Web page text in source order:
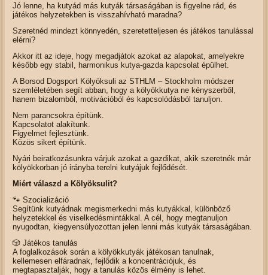
Jó lenne, ha kutyád más kutyák társaságában is figyelne rád, és
játékos helyzetekben is visszahívható maradna?
Szeretnéd mindezt könnyedén, szeretetteljesen és játékos tanulással
elérni?
Akkor itt az ideje, hogy megadjátok azokat az alapokat, amelyekre
később egy stabil, harmonikus kutya-gazda kapcsolat épülhet.
A Borsod Dogsport Kölyöksuli az STHLM – Stockholm módszer
szemléletében segít abban, hogy a kölyökkutya ne kényszerből,
hanem bizalomból, motivációból és kapcsolódásból tanuljon.
Nem parancsokra építünk.
Kapcsolatot alakítunk.
Figyelmet fejlesztünk.
Közös sikert építünk.
Nyári beiratkozásunkra várjuk azokat a gazdikat, akik szeretnék már
kölyökkorban jó irányba terelni kutyájuk fejlődését.
Miért válaszd a Kölyöksulit?
🐾 Szocializáció
Segítünk kutyádnak megismerkedni más kutyákkal, különböző
helyzetekkel és viselkedésmintákkal. A cél, hogy megtanuljon
nyugodtan, kiegyensúlyozottan jelen lenni más kutyák társaságában.
🎲 Játékos tanulás
A foglalkozások során a kölyökkutyák játékosan tanulnak,
kellemesen elfáradnak, fejlődik a koncentrációjuk, és
megtapasztalják, hogy a tanulás közös élmény is lehet.